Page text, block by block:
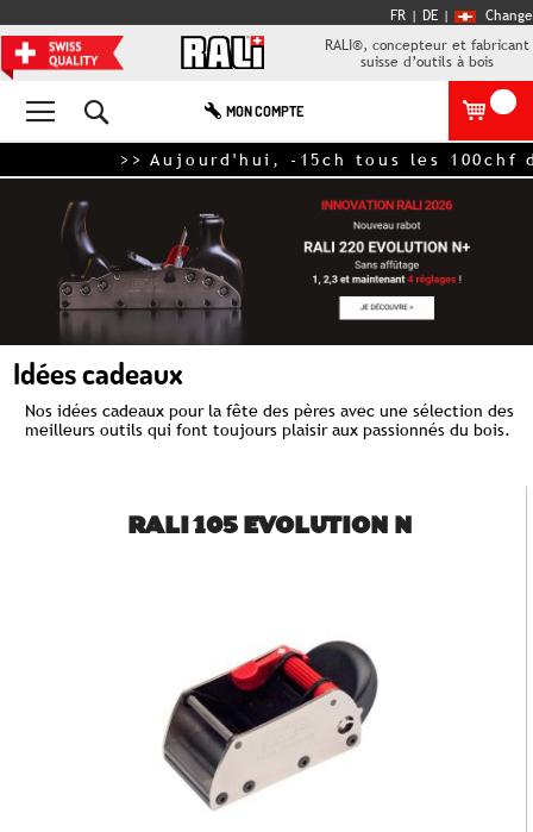
FR | DE |
RALI®, concepteur et fabricant
suisse d’outils à bois
MON COMPTE
>> Aujourd'hui, -15ch tous les 100chf
Idées cadeaux
Nos idées cadeaux pour la fête des pères avec une sélection des
meilleurs outils qui font toujours plaisir aux passionnés du bois.
RALI 105 EVOLUTION N